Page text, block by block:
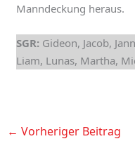
Manndeckung heraus.
SGR: Gideon, Jacob,
Liam, Lunas, Martha,
← Vorheriger Beitrag